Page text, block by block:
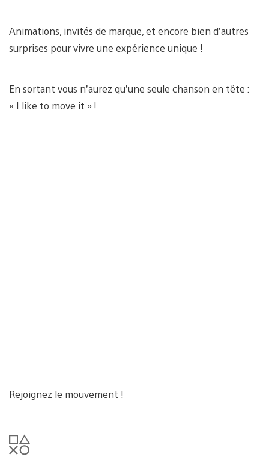
Animations, invités de marque, et encore bien d’autres
surprises pour vivre une expérience unique !
En sortant vous n’aurez qu’une seule chanson en tête :
« I like to move it » !
Rejoignez le mouvement !